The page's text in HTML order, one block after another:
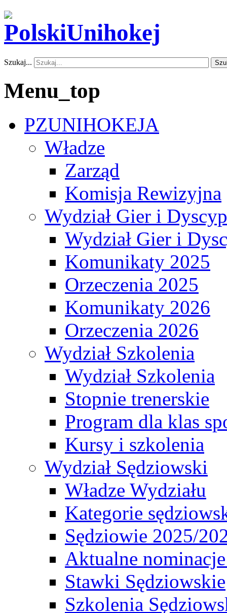
Szukaj...
Menu_top
PZUNIHOKEJA
Władze
Zarząd
Komisja Rewizyjna
Wydział Gier i
Wydział Gier i
Komunikaty 2025
Orzeczenia 2025
Komunikaty 2026
Orzeczenia 2026
Wydział Szkolenia
Wydział Szkolenia
Stopnie trenerskie
Program dla klas
Kursy i szkolenia
Wydział Sędziowski
Władze Wydziału
Kategorie
Sędziowie 2025/
Aktualne
Stawki Sędziowskie
Szkolenia